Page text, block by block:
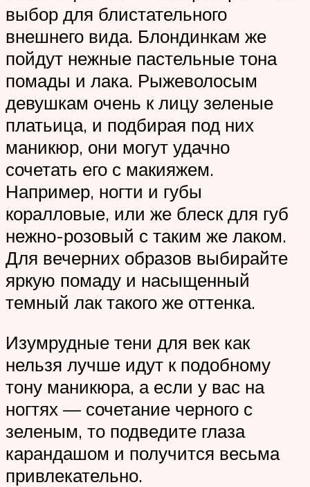
выбор для блистательного
внешнего вида. Блондинкам же
пойдут нежные пастельные тона
помады и лака. Рыжеволосым
девушкам очень к лицу зеленые
платьица, и подбирая под них
маникюр, они могут удачно
сочетать его с макияжем.
Например, ногти и губы
коралловые, или же блеск для губ
нежно-розовый с таким же лаком.
Для вечерних образов выбирайте
яркую помаду и насыщенный
темный лак такого же оттенка.
Изумрудные тени для век как
нельзя лучше идут к подобному
тону маникюра, а если у вас на
ногтях — сочетание черного с
зеленым, то подведите глаза
карандашом и получится весьма
привлекательно.